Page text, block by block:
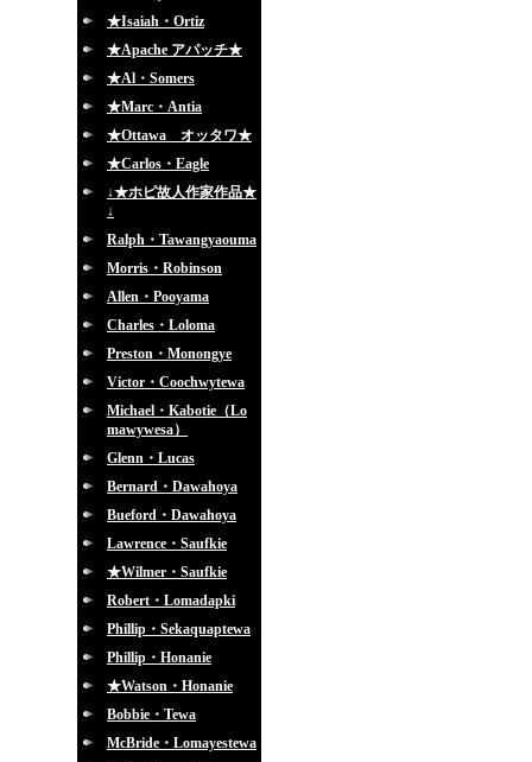
★Isaiah・Ortiz
★Apache アパッチ★
★Al・Somers
★Marc・Antia
★Ottawa オッタワ★
★Carlos・Eagle
↓★ホピ故人作家作品★
↓
Ralph・Tawangyaouma
Morris・Robinson
Allen・Pooyama
Charles・Loloma
Preston・Monongye
Victor・Coochwytewa
Michael・Kabotie（Lo
mawywesa）
Glenn・Lucas
Bernard・Dawahoya
Bueford・Dawahoya
Lawrence・Saufkie
★Wilmer・Saufkie
Robert・Lomadapki
Phillip・Sekaquaptewa
Phillip・Honanie
★Watson・Honanie
Bobbie・Tewa
McBride・Lomayestewa